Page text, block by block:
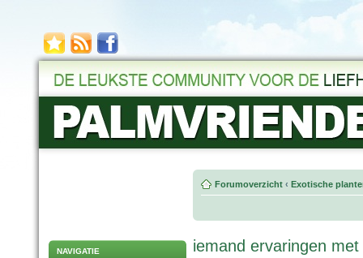
NAVIGATIE
Forumoverzicht ‹ Exotische
iemand ervaringen